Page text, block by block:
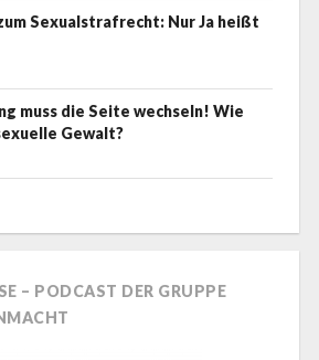
Sexualstrafrecht: Nur Ja heißt
muss die Seite wechseln! Wie
Gewalt?
– PODCAST DER GRUPPE